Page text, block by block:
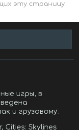
эту страницу
игры, в
и грузовому.
Cities: Skylines